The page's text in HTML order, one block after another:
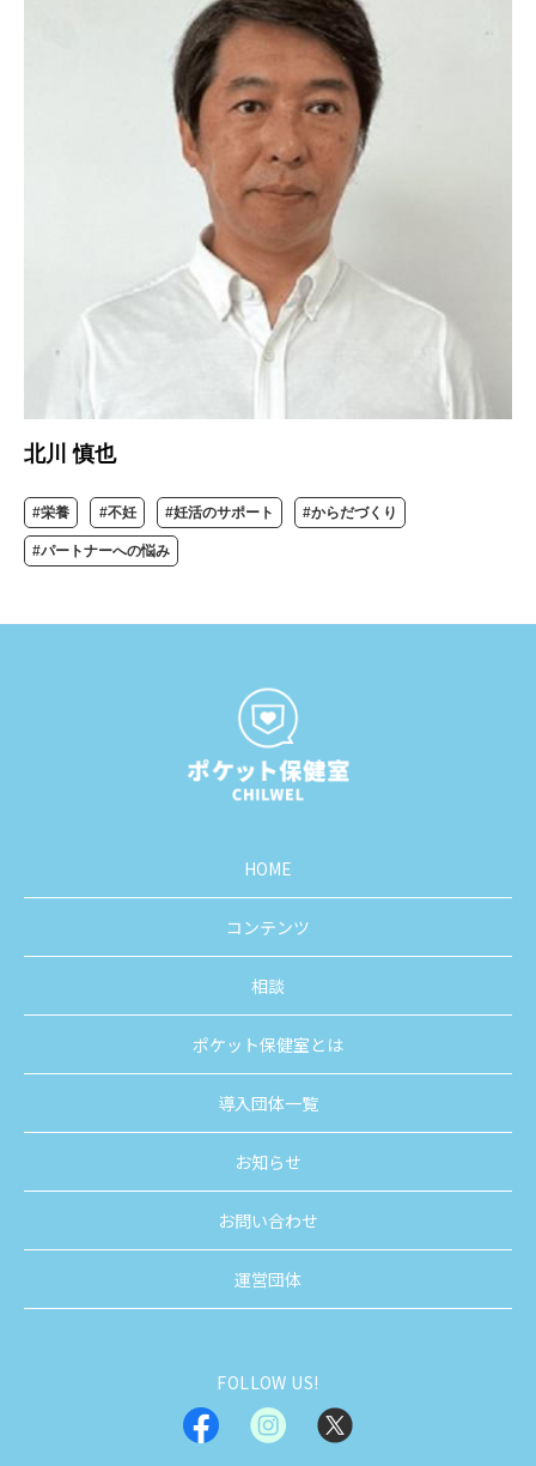
北川 慎也
#栄養 #不妊 #妊活のサポート #からだづくり
#パートナーへの悩み
HOME
コンテンツ
相談
ポケット保健室とは
導入団体一覧
お知らせ
お問い合わせ
運営団体
FOLLOW US!